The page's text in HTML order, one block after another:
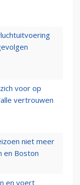
voor op
vertrouwen
niet meer
en Boston
en voert